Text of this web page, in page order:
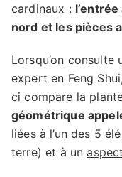
cardinaux : l’entrée
nord et les pièces
Lorsqu’on consulte
expert en Feng
ci compare la
géométrique
liées à l’un des 5
terre) et à un